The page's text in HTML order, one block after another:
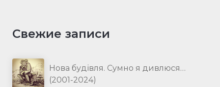
Свежие записи
Нова будівля. Сумно я дивлюся…
(2001-2024)